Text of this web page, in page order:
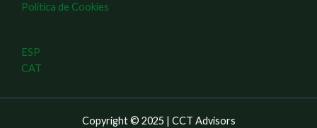
Política de Cookies
ESP
CAT
Copyright © 2025 | CCT Advisors